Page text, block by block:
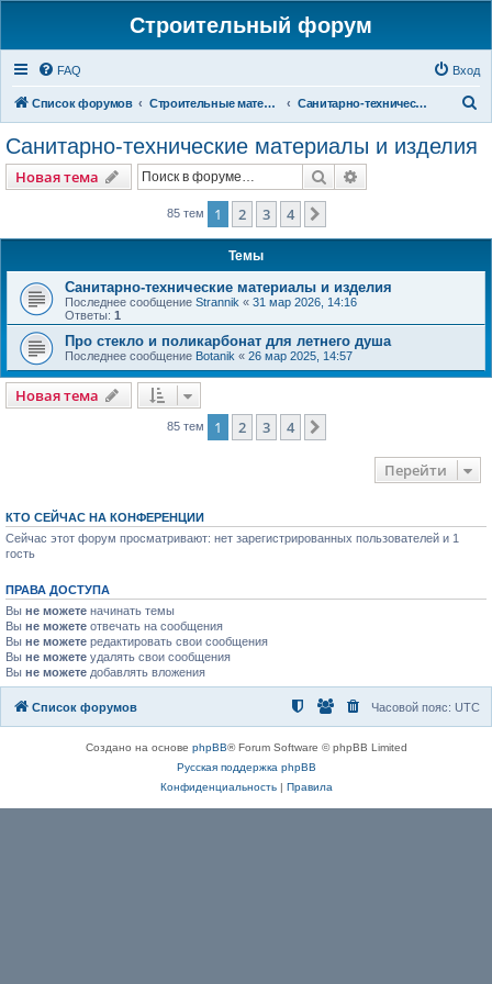
Строительный форум
FAQ Вход
Список форумов Строительные материалы и изделия Санитарно-технические материалы и изделия
Санитарно-технические материалы и изделия
Новая тема Поиск
85 тем 1 2 3 4
Темы
Санитарно-технические материалы и изделия
Последнее сообщение Strannik « 31 мар 2026, 14:16
Ответы: 1
Про стекло и поликарбонат для летнего душа
Последнее сообщение Botanik « 26 мар 2025, 14:57
Новая тема
85 тем 1 2 3 4
Перейти
КТО СЕЙЧАС НА КОНФЕРЕНЦИИ
Сейчас этот форум просматривают: нет зарегистрированных пользователей и 1
гость
ПРАВА ДОСТУПА
Вы не можете начинать темы
Вы не можете отвечать на сообщения
Вы не можете редактировать свои сообщения
Вы не можете удалять свои сообщения
Вы не можете добавлять вложения
Список форумов Часовой пояс: UTC
Создано на основе phpBB® Forum Software © phpBB Limited
Русская поддержка phpBB
Конфиденциальность| Правила